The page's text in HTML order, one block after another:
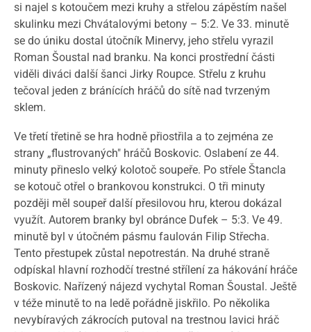
si najel s kotoučem mezi kruhy a střelou zápěstím našel
skulinku mezi Chvátalovými betony – 5:2. Ve 33. minutě
se do úniku dostal útočník Minervy, jeho střelu vyrazil
Roman Šoustal nad branku. Na konci prostřední části
viděli diváci další šanci Jirky Roupce. Střelu z kruhu
tečoval jeden z bránících hráčů do sítě nad tvrzeným
sklem.
Ve třetí třetině se hra hodně přiostřila a to zejména ze
strany „flustrovaných" hráčů Boskovic. Oslabení ze 44.
minuty přineslo velký kolotoč soupeře. Po střele Štancla
se kotouč otřel o brankovou konstrukci. O tři minuty
později měl soupeř další přesilovou hru, kterou dokázal
využít. Autorem branky byl obránce Dufek – 5:3. Ve 49.
minutě byl v útočném pásmu faulován Filip Střecha.
Tento přestupek zůstal nepotrestán. Na druhé straně
odpískal hlavní rozhodčí trestné střílení za hákování hráče
Boskovic. Nařízený nájezd vychytal Roman Šoustal. Ještě
v téže minutě to na ledě pořádně jiskřilo. Po několika
nevybíravých zákrocích putoval na trestnou lavici hráč